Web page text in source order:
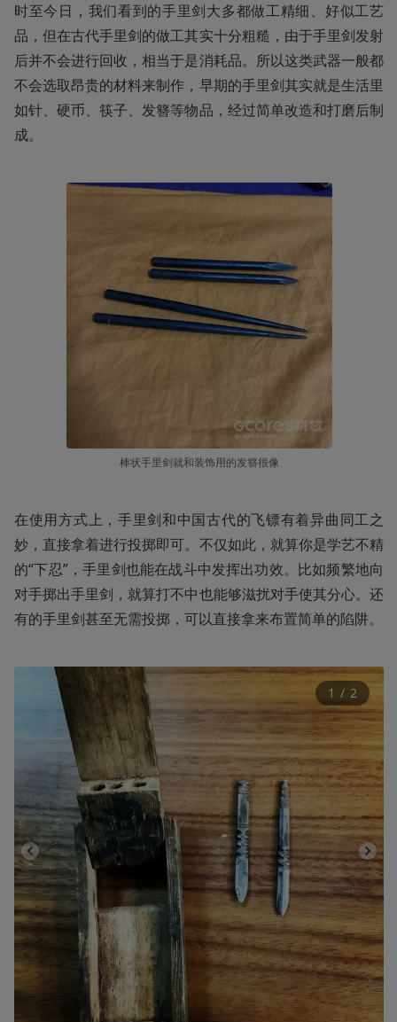
时至今日，我们看到的手里剑大多都做工精细、好似工艺
品，但在古代手里剑的做工其实十分粗糙，由于手里剑发射
后并不会进行回收，相当于是消耗品。所以这类武器一般都
不会选取昂贵的材料来制作，早期的手里剑其实就是生活里
如针、硬币、筷子、发簪等物品，经过简单改造和打磨后制
成。
棒状手里剑就和装饰用的发簪很像
在使用方式上，手里剑和中国古代的飞镖有着异曲同工之
妙，直接拿着进行投掷即可。不仅如此，就算你是学艺不精
的“下忍”，手里剑也能在战斗中发挥出功效。比如频繁地向
对手掷出手里剑，就算打不中也能够滋扰对手使其分心。还
有的手里剑甚至无需投掷，可以直接拿来布置简单的陷阱。
1 / 2